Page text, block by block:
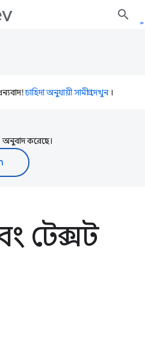
চাহিদা অনুযায়ী সামগ্রী দেখুন।
অনুবাদ করেছে।
টেক্সট